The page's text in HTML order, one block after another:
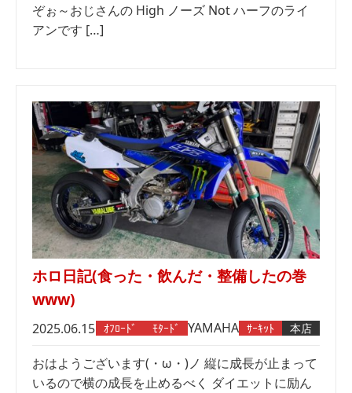
ぞぉ～おじさんの High ノーズ Not ハーフのライ
アンです […]
ホロ日記(食った・飲んだ・整備したの巻
www)
2025.06.15 ｵﾌﾛｰﾄﾞ ﾓﾀｰﾄﾞ YAMAHA ｻｰｷｯﾄ 本店
おはようございます(・ω・)ノ 縦に成長が止まって
いるので横の成長を止めるべく ダイエットに励ん